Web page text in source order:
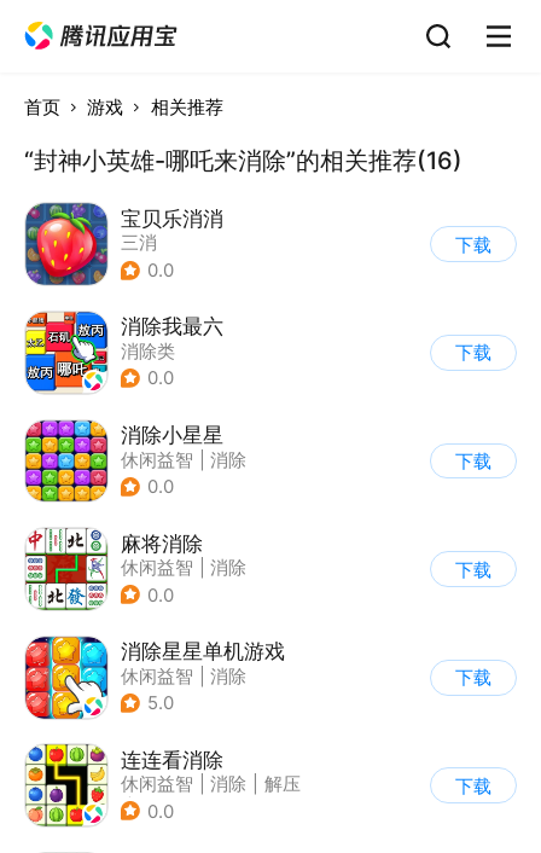
首页 游戏 相关推荐
“封神小英雄-哪吒来消除”的相关推荐(16)
宝贝乐消消
三消
0.0
下载
消除我最六
消除类
0.0
下载
消除小星星
休闲益智
消除
0.0
下载
麻将消除
休闲益智
消除
0.0
下载
消除星星单机游戏
休闲益智
消除
5.0
下载
连连看消除
休闲益智 消除
解压
| 挑战破纪录
0.0
下载